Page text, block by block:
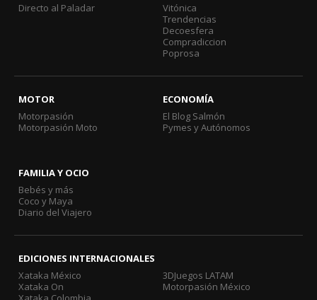
Directo al Paladar
Vitónica
Trendencias
Decoesfera
Compradiccion
Poprosa
MOTOR
Motorpasión
Motorpasión Moto
ECONOMÍA
El Blog Salmón
Pymes y Autónomos
FAMILIA Y OCIO
Bebés y más
Coco y Maya
Diario del Viajero
EDICIONES INTERNACIONALES
Xataka México
Xataka On
3DJuegos LATAM
Motorpasión México